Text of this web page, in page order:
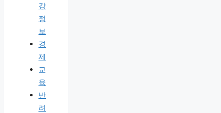
강
정
보
경
제
교
육
반
려